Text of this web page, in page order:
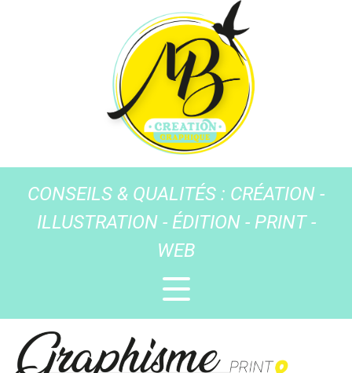
CONSEILS & QUALITÉS : CRÉATION -
ILLUSTRATION - ÉDITION - PRINT -
WEB